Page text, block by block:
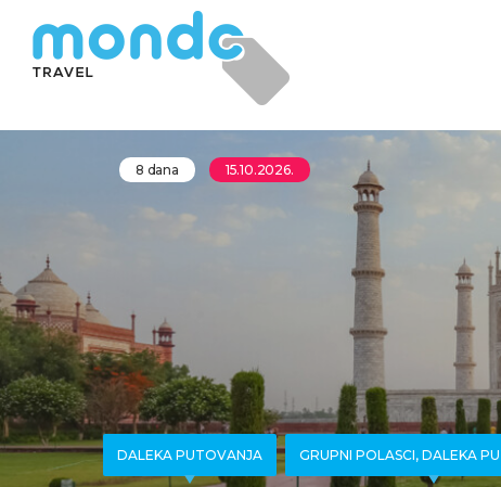
8 dana 15.10.2026.
DALEKA PUTOVANJA GRUPNI POLASCI, DALEKA